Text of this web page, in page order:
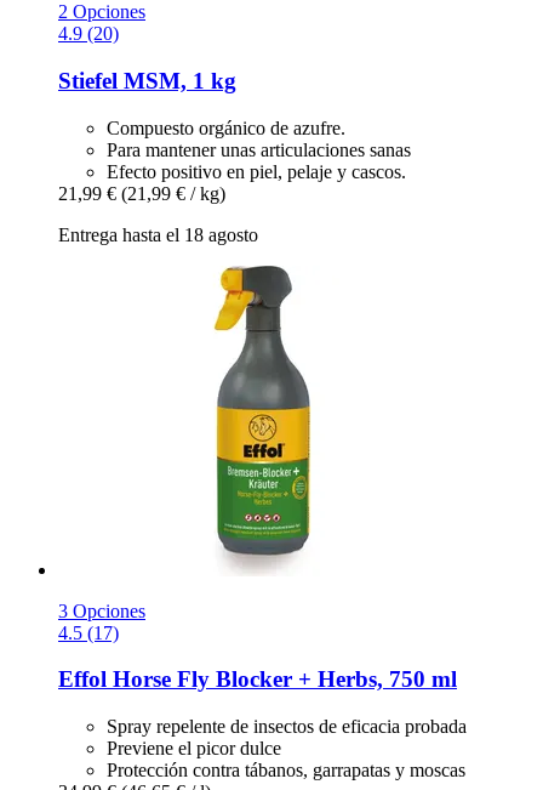
2 Opciones
4.9 (20)
Stiefel MSM, 1 kg
Compuesto orgánico de azufre.
Para mantener unas articulaciones sanas
Efecto positivo en piel, pelaje y cascos.
21,99 € (21,99 € / kg)
Entrega hasta el 18 agosto
3 Opciones
4.5 (17)
Effol Horse Fly Blocker + Herbs, 750 ml
Spray repelente de insectos de eficacia probada
Previene el picor dulce
Protección contra tábanos, garrapatas y moscas